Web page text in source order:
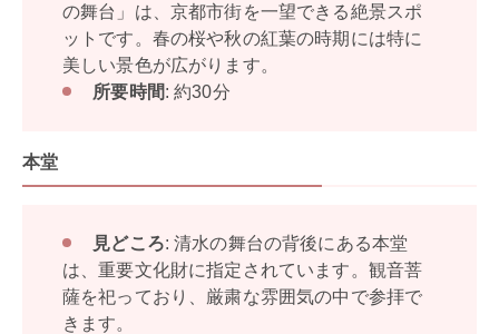
の舞台」は、京都市街を一望できる絶景スポ
ットです。春の桜や秋の紅葉の時期には特に
美しい景色が広がります。
所要時間: 約30分
本堂
見どころ: 清水の舞台の背後にある本堂
は、重要文化財に指定されています。観音菩
薩を祀っており、厳粛な雰囲気の中で参拝で
きます。